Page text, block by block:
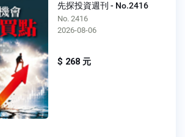
先探投資週刊 - No.2416
No. 2416
2026-08-06
$ 268 元